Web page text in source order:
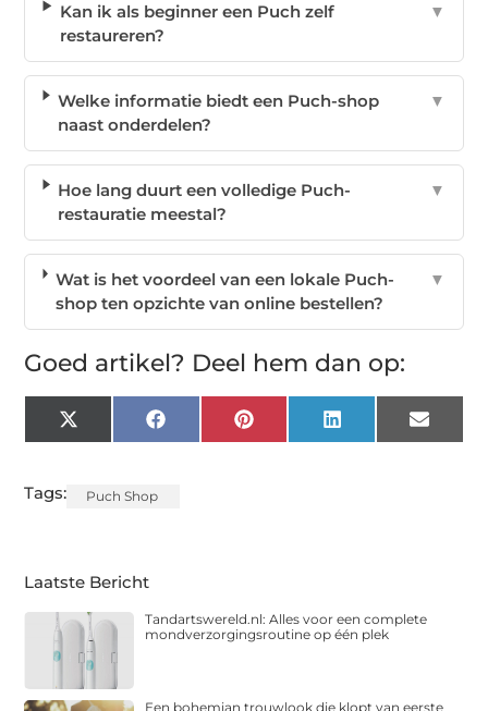
Kan ik als beginner een Puch zelf
restaureren?
▼
Welke informatie biedt een Puch-shop
naast onderdelen?
▼
Hoe lang duurt een volledige Puch-
restauratie meestal?
▼
Wat is het voordeel van een lokale Puch-
shop ten opzichte van online bestellen?
▼
Goed artikel? Deel hem dan op:
X
(Twitter)
FacebookPinterest LinkedIn Email
Tags: Puch Shop
Laatste Bericht
Tandartswereld.nl: Alles voor een complete
mondverzorgingsroutine op één plek
Een bohemian trouwlook die klopt van eerste